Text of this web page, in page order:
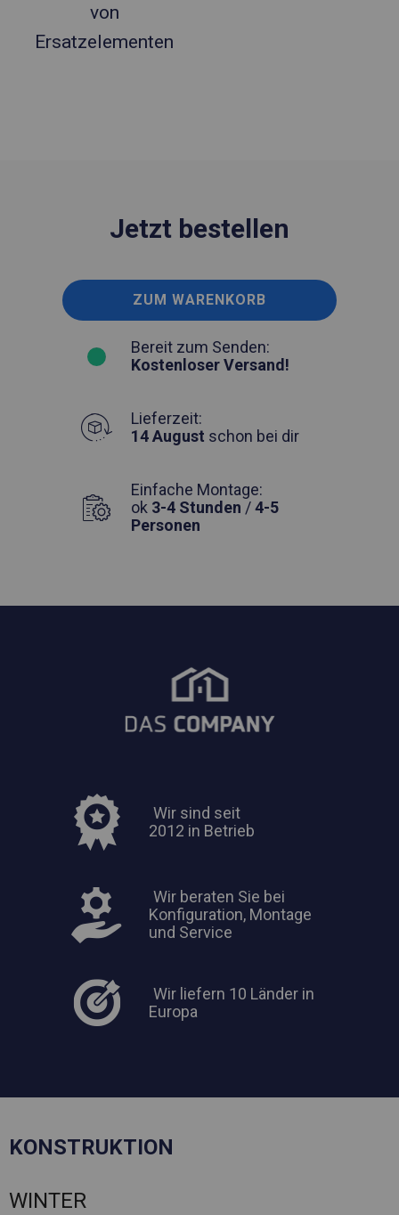
von
Ersatzelementen
Jetzt bestellen
ZUM WARENKORB
Bereit zum Senden:
Kostenloser Versand!
Lieferzeit:
14 August schon bei dir
Einfache Montage:
ok 3-4 Stunden /4-5
Personen
Wir sind seit
2012 in Betrieb
Wir beraten Sie bei
Konfiguration, Montage
und Service
Wir liefern 10 Länder in
Europa
KONSTRUKTION
WINTER